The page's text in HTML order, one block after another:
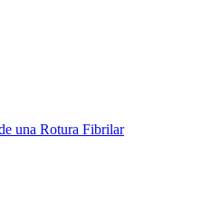
una Rotura Fibrilar